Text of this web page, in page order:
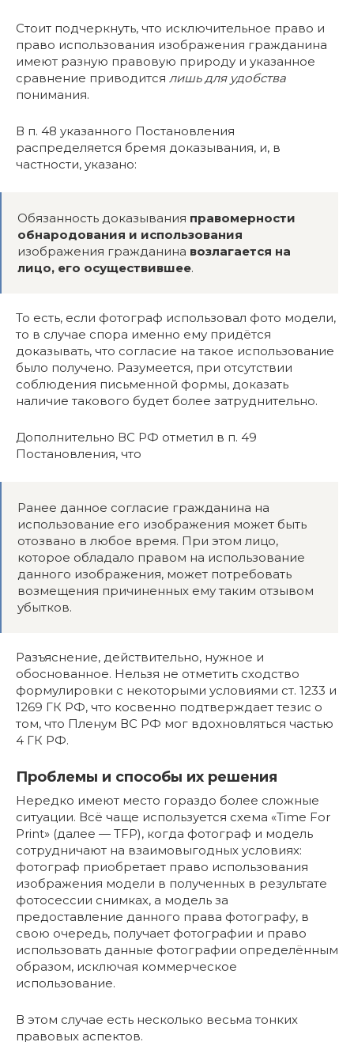
Стоит подчеркнуть, что исключительное право и
право использования изображения гражданина
имеют разную правовую природу и указанное
сравнение приводится лишь для удобства
понимания.
В п. 48 указанного Постановления
распределяется бремя доказывания, и, в
частности, указано:
Обязанность доказывания правомерности
обнародования и использования
изображения гражданина возлагается на
лицо, его осуществившее.
То есть, если фотограф использовал фото модели,
то в случае спора именно ему придётся
доказывать, что согласие на такое использование
было получено. Разумеется, при отсутствии
соблюдения письменной формы, доказать
наличие такового будет более затруднительно.
Дополнительно ВС РФ отметил в п. 49
Постановления, что
Ранее данное согласие гражданина на
использование его изображения может быть
отозвано в любое время. При этом лицо,
которое обладало правом на использование
данного изображения, может потребовать
возмещения причиненных ему таким отзывом
убытков.
Разъяснение, действительно, нужное и
обоснованное. Нельзя не отметить сходство
формулировки с некоторыми условиями ст. 1233 и
1269 ГК РФ, что косвенно подтверждает тезис о
том, что Пленум ВС РФ мог вдохновляться частью
4 ГК РФ.
Проблемы и способы их решения
Нередко имеют место гораздо более сложные
ситуации. Всё чаще используется схема «Time For
Print» (далее — TFP), когда фотограф и модель
сотрудничают на взаимовыгодных условиях:
фотограф приобретает право использования
изображения модели в полученных в результате
фотосессии снимках, а модель за
предоставление данного права фотографу, в
свою очередь, получает фотографии и право
использовать данные фотографии определённым
образом, исключая коммерческое
использование.
В этом случае есть несколько весьма тонких
правовых аспектов.